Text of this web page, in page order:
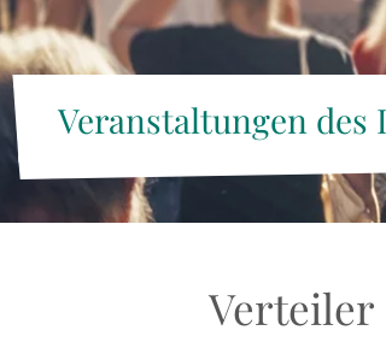
Veranstaltungen des
Verteiler